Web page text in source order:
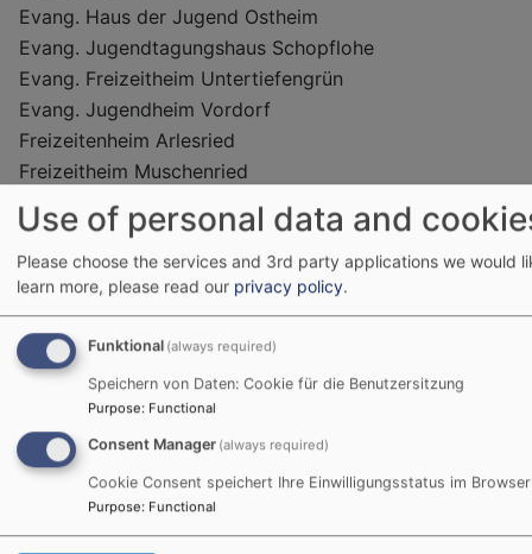
Evang. Haus der Jugend Ostheim
Evang. Jugendtagungshaus Schopflohe
Evang. Freizeitheim Untertiefengrün
Evang. Jugendheim Vordorf
Freizeitenheim Arlesried
Freizeitheim Muschenried
Hans-Leipelt-Haus
Jugendbildungshaus Wiedhölzlkaser
Jugendgästehaus Altglashütte
Jugendhaus des EBZ Hesselberg
Jugendheim Kappel
Jugendgästehaus Hirschbergheim
Jugendtagungshaus Bürgerspital Iphofen
Jugendtagungsstätte Rammelsbach
Jugendübernachtungshaus Veitsweiler
Kreativzentrum Sachsenmühle
Übernachtungshütte Tippach
Use of personal data and
Please choose the services and 3rd party applications we would
learn more, please read our privacy policy.
Funktional (always required)
Speichern von Daten: Cookie für die Benutzersitzung
Purpose: Functional
Consent Manager (always required)
Cookie Consent speichert Ihre Einwilligungsstatus im Browser
Purpose: Functional